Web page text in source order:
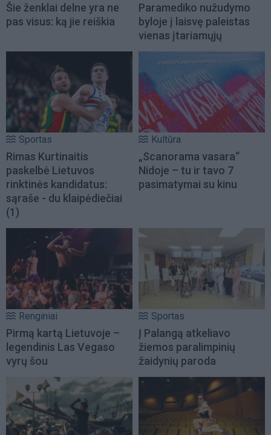
Šie ženklai delne yra ne
pas visus: ką jie reiškia
Paramediko nužudymo
byloje į laisvę paleistas
vienas įtariamųjų
Sportas
Rimas Kurtinaitis
paskelbė Lietuvos
rinktinės kandidatus:
sąraše - du klaipėdiečiai
(1)
Kultūra
„Scanorama vasara“
Nidoje – tu ir tavo 7
pasimatymai su kinu
Renginiai
Pirmą kartą Lietuvoje –
legendinis Las Vegaso
vyrų šou
Sportas
Į Palangą atkeliavo
žiemos paralimpinių
žaidynių paroda